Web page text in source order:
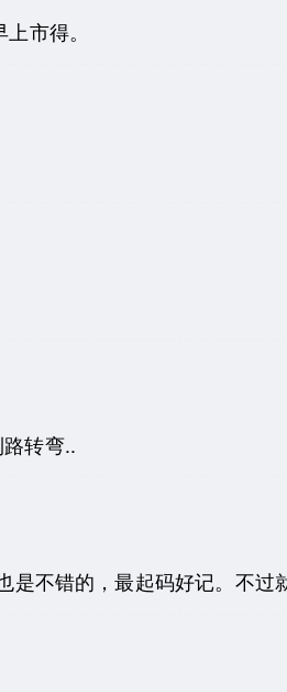
市得。
转弯..
不错的，最起码好记。不过